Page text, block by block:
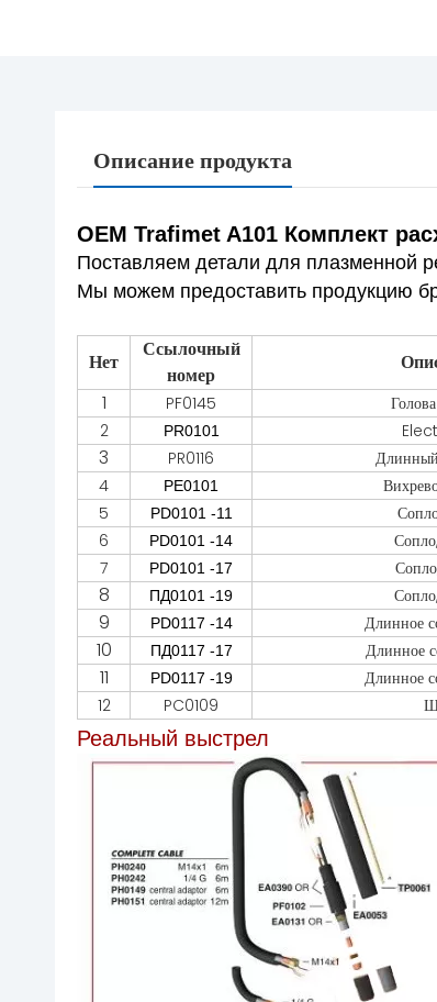
Описание продукта
OEM Trafimet A101 Комплект
Поставляем детали для плазменной
Мы можем предоставить продукцию
Нет
Ссылочный
номер
1
PF0145
2
PR0101
3 PR0116
4
PE0101
5
PD0101 -11
6
PD0101 -14
7
PD0101 -17
8 ПД0101 -19
9 PD0117 -14 Длинное
10 ПД0117 -17 Длинное
11 PD0117 -19
Длинное
12
PC0109
Реальный выстрел